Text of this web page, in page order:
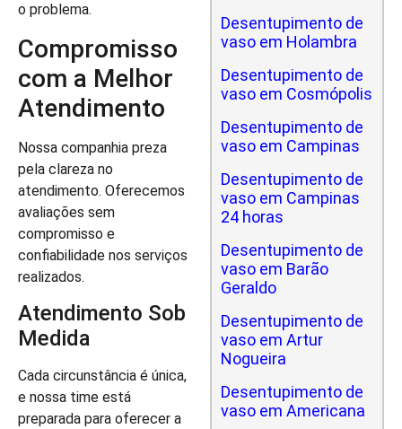
o problema.
Compromisso
com a Melhor
Atendimento
Nossa companhia preza
pela clareza no
atendimento. Oferecemos
avaliações sem
compromisso e
confiabilidade nos serviços
realizados.
Atendimento Sob
Medida
Cada circunstância é única,
e nossa time está
preparada para oferecer a
Desentupimento de
vaso em Holambra
Desentupimento de
vaso em Cosmópolis
Desentupimento de
vaso em Campinas
Desentupimento de
vaso em Campinas
24 horas
Desentupimento de
vaso em Barão
Geraldo
Desentupimento de
vaso em Artur
Nogueira
Desentupimento de
vaso em Americana